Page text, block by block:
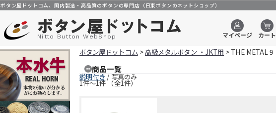
ボタン屋ドットコム、国内製造・高品質のボタンの専門店（日東ボタンのネットショップ）
Nitto Button WebShop マイページ カート
ボタン屋ドットコム>高級メタルボタン ・JKT用 > THE METAL 9
商品一覧
説明付き/ 写真のみ
1件～1件 （全1件）